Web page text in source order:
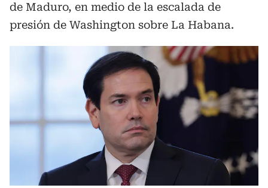
de Maduro, en medio de la escalada de
presión de Washington sobre La Habana.